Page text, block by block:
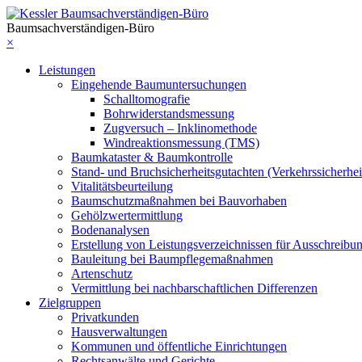
Baumsachverständigen-Büro
×
Leistungen
Eingehende Baumuntersuchungen
Schalltomografie
Bohrwiderstandsmessung
Zugversuch – Inklinomethode
Windreaktionsmessung (TMS)
Baumkataster & Baumkontrolle
Stand- und Bruchsicherheitsgutachten
Vitalitätsbeurteilung
Baumschutzmaßnahmen bei Bauvorhaben
Gehölzwertermittlung
Bodenanalysen
Erstellung von Leistungsverzeichnissen für
Bauleitung bei Baumpflegemaßnahmen
Artenschutz
Vermittlung bei nachbarschaftlichen Differenzen
Zielgruppen
Privatkunden
Hausverwaltungen
Kommunen und öffentliche Einrichtungen